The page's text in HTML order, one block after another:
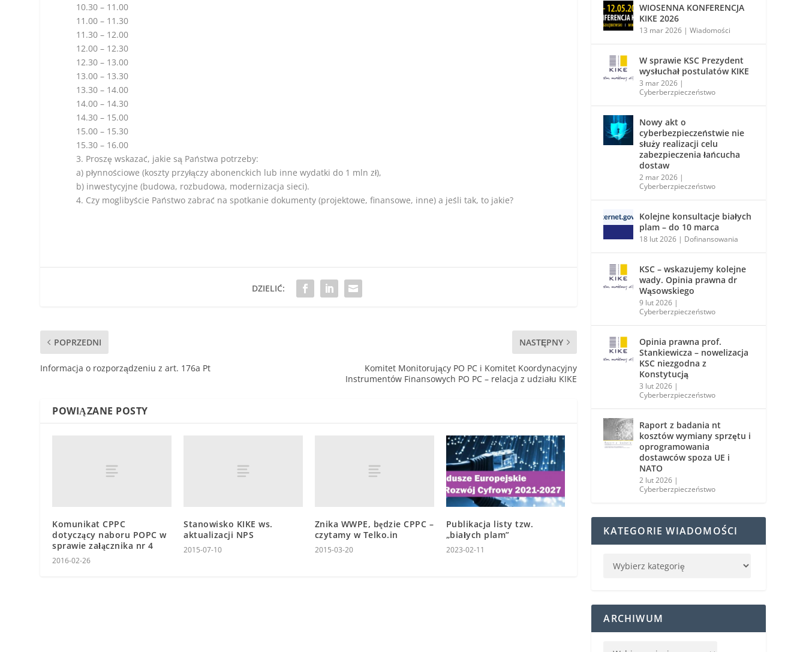
10.30 – 11.00
11.00 – 11.30
11.30 – 12.00
12.00 – 12.30
12.30 – 13.00
13.00 – 13.30
13.30 – 14.00
14.00 – 14.30
14.30 – 15.00
15.00 – 15.30
15.30 – 16.00
3. Proszę wskazać, jakie są Państwa potrzeby:
a) płynnościowe (koszty przyłączy abonenckich lub inne wydatki do 1 mln zł),
b) inwestycyjne (budowa, rozbudowa, modernizacja sieci).
4. Czy moglibyście Państwo zabrać na spotkanie dokumenty (projektowe, finansowe, inne) a jeśli tak, to jakie?
DZIELIĆ:
POPRZEDNI
Informacja o rozporządzeniu z art. 176a Pt
NASTĘPNY
Komitet Monitorujący PO PC i Komitet Koordynacyjny
Instrumentów Finansowych PO PC – relacja z udziału KIKE
POWIĄZANE POSTY
Komunikat CPPC
dotyczący naboru POPC w
sprawie załącznika nr 4
2016-02-26
Stanowisko KIKE ws.
aktualizacji NPS
2015-07-10
Znika WWPE, będzie CPPC –
czytamy w Telko.in
2015-03-20
Publikacja listy tzw.
„białych plam”
2023-02-11
WIOSENNA KONFERENCJA
KIKE 2026
13 mar 2026 |Wiadomości
W sprawie KSC Prezydent
wysłuchał postulatów KIKE
3 mar 2026 |
Cyberberzpieczeństwo
Nowy akt o
cyberbezpieczeństwie nie
służy realizacji celu
zabezpieczenia łańcucha
dostaw
2 mar 2026 |
Cyberberzpieczeństwo
Kolejne konsultacje białych
plam – do 10 marca
18 lut 2026 | Dofinansowania
KSC – wskazujemy kolejne
wady. Opinia prawna dr
Wąsowskiego
9 lut 2026 |
Cyberberzpieczeństwo
Opinia prawna prof.
Stankiewicza – nowelizacja
KSC niezgodna z
Konstytucją
3 lut 2026 |
Cyberberzpieczeństwo
Raport z badania nt
kosztów wymiany sprzętu i
oprogramowania
dostawców spoza UE i
NATO
2 lut 2026 |
Cyberberzpieczeństwo
KATEGORIE WIADOMOŚCI
ARCHIWUM